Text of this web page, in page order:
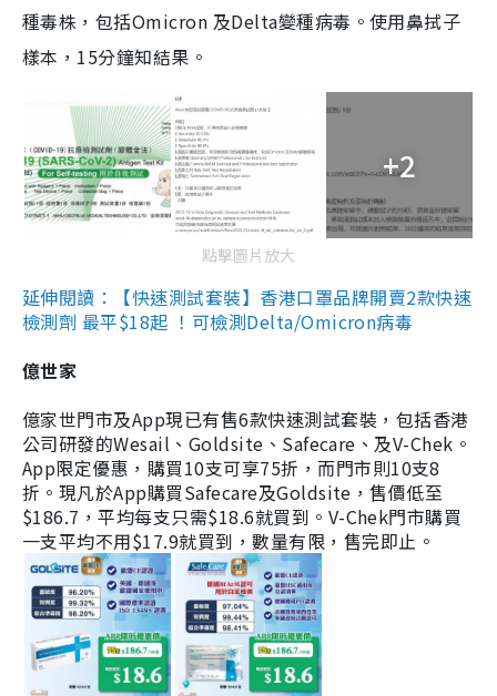
種毒株，包括Omicron 及Delta變種病毒。使用鼻拭子
樣本，15分鐘知結果。
+2
點擊圖片放大
延伸閱讀：【快速測試套裝】香港口罩品牌開賣2款快速
檢測劑 最平$18起 ！可檢測Delta/Omicron病毒
億世家
億家世門市及App現已有售6款快速測試套裝，包括香港
公司研發的Wesail、Goldsite、Safecare、及V-Chek。
App限定優惠，購買10支可享75折，而門市則10支8
折。現凡於App購買Safecare及Goldsite，售價低至
$186.7，平均每支只需$18.6就買到。V-Chek門市購買
一支平均不用$17.9就買到，數量有限，售完即止。